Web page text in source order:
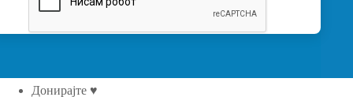
Донирајте ♥